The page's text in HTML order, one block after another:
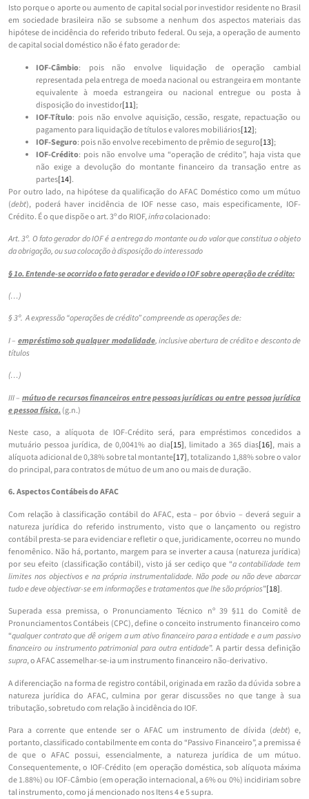
Isto porque o aporte ou aumento de capital social por investidor residente no Brasil
em sociedade brasileira não se subsome a nenhum dos aspectos materiais das
hipótese de incidência do referido tributo federal. Ou seja, a operação de aumento
de capital social doméstico não é fato gerador de:
IOF-Câmbio: pois não envolve liquidação de operação cambial
representada pela entrega de moeda nacional ou estrangeira em montante
equivalente à moeda estrangeira ou nacional entregue ou posta à
disposição do investidor[11];
IOF-Título: pois não envolve aquisição, cessão, resgate, repactuação ou
pagamento para liquidação de títulos e valores mobiliários[12];
IOF-Seguro: pois não envolve recebimento de prêmio de seguro[13];
IOF-Crédito: pois não envolve uma “operação de crédito”, haja vista que
não exige a devolução do montante financeiro da transação entre as
partes[14].
Por outro lado, na hipótese da qualificação do AFAC Doméstico como um mútuo
(debt), poderá haver incidência de IOF nesse caso, mais especificamente, IOF-
Crédito. É o que dispõe o art. 3º do RIOF,infracolacionado:
Art. 3º. O fato gerador do IOF é a entrega do montante ou do valor que constitua o objeto
da obrigação, ou sua colocação à disposição do interessado
§ 1o. Entende-se ocorrido o fato gerador e devido o IOF sobre operação de crédito:
(…)
§ 3º. A expressão “operações de crédito” compreende as operações de:
I – empréstimo sob qualquer modalidade, inclusive abertura de crédito e desconto de
títulos
(…)
III – mútuo de recursos financeiros entre pessoas jurídicas ou entre pessoa jurídica
e pessoa física. (g.n.)
Neste caso, a alíquota de IOF-Crédito será, para empréstimos concedidos a
mutuário pessoa jurídica, de 0,0041% ao dia[15], limitado a 365 dias[16], mais a
alíquota adicional de 0,38% sobre tal montante[17], totalizando 1,88% sobre o valor
do principal, para contratos de mútuo de um ano ou mais de duração.
6. Aspectos Contábeis do AFAC
Com relação à classificação contábil do AFAC, esta – por óbvio – deverá seguir a
natureza jurídica do referido instrumento, visto que o lançamento ou registro
contábil presta-se para evidenciar e refletir o que, juridicamente, ocorreu no mundo
fenomênico. Não há, portanto, margem para se inverter a causa (natureza jurídica)
por seu efeito (classificação contábil), visto já ser cediço que “a contabilidade tem
limites nos objectivos e na própria instrumentalidade. Não pode ou não deve abarcar
tudo e deve objectivar-se em informações e tratamentos que lhe são próprios”[18].
Superada essa premissa, o Pronunciamento Técnico nº 39 §11 do Comitê de
Pronunciamentos Contábeis (CPC), define o conceito instrumento financeiro como
“qualquer contrato que dê origem a um ativo financeiro para a entidade e a um passivo
financeiro ou instrumento patrimonial para outra entidade”. A partir dessa definição
supra, o AFAC assemelhar-se-ia um instrumento financeiro não-derivativo.
A diferenciação na forma de registro contábil, originada em razão da dúvida sobre a
natureza jurídica do AFAC, culmina por gerar discussões no que tange à sua
tributação, sobretudo com relação à incidência do IOF.
Para a corrente que entende ser o AFAC um instrumento de dívida (debt) e,
portanto, classificado contabilmente em conta do “Passivo Financeiro”, a premissa é
de que o AFAC possui, essencialmente, a natureza jurídica de um mútuo.
Consequentemente, o IOF-Crédito (em operação doméstica, sob alíquota máxima
de 1.88%) ou IOF-Câmbio (em operação internacional, a 6% ou 0%) incidiriam sobre
tal instrumento, como já mencionado nos Itens 4 e 5 supra.